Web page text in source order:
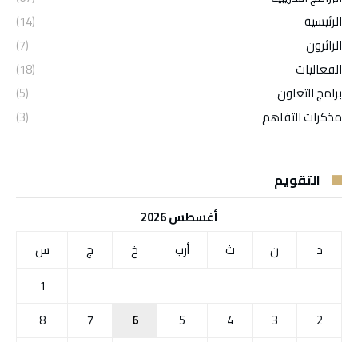
الرئيسية
(14)
الزائرون
(7)
الفعاليات
(18)
برامج التعاون
(5)
مذكرات التفاهم
(3)
التقويم
أغسطس 2026
د
ن ث أرب خ ج
س
1
2
3
4
5
6
7
8